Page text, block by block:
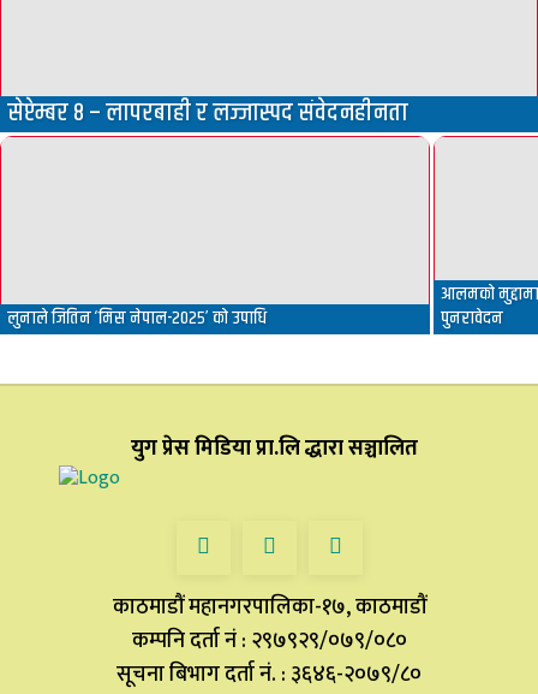
सेप्टेम्बर ८ – लापरबाही र लज्जास्पद संवेदनहीनता
लुनाले जितिन ‘मिस नेपाल-२०२५’ को उपाधि
आलमको
पुनरावेदन
युग प्रेस मिडिया प्रा.लि द्धारा सञ्चालित
काठमाडौं महानगरपालिका-१७, काठमाडौं
कम्पनि दर्ता नं : २९७९२९/०७९/०८०
सूचना बिभाग दर्ता नं. : ३६४६-२०७९/८०